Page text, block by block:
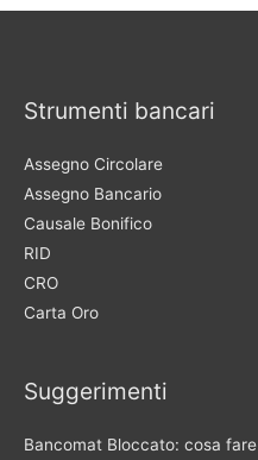
Strumenti bancari
Assegno Circolare
Assegno Bancario
Causale Bonifico
RID
CRO
Carta Oro
Suggerimenti
Bancomat Bloccato: cosa fare